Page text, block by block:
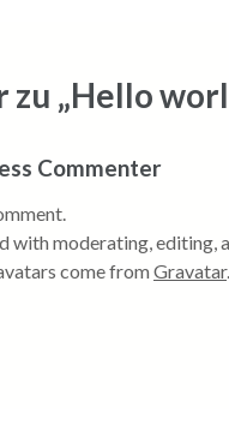
zu „Hello
Commenter
with moderating, editing,
come from Gravatar.